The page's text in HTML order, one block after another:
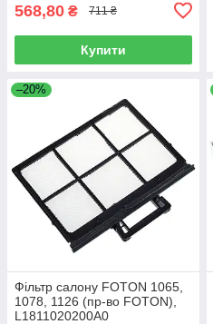
568,80 ₴ 711 ₴
Купити
–20%
Фільтр салону FOTON 1065,
1078, 1126 (пр-во FOTON),
L1811020200A0